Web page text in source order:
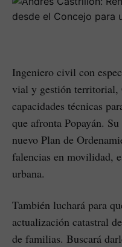
Ingeniero civil con
vial y gestión territorial,
capacidades técnicas
que afronta Popayán.
nuevo Plan de
falencias en movilidad,
urbana.
También luchará para
actualización catastral
de familias. Buscará